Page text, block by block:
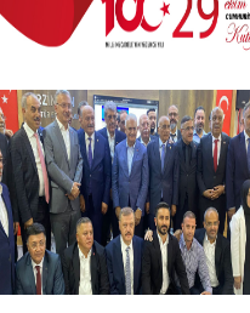
29 EKİM CUMHURİYET BAYRAMI
+